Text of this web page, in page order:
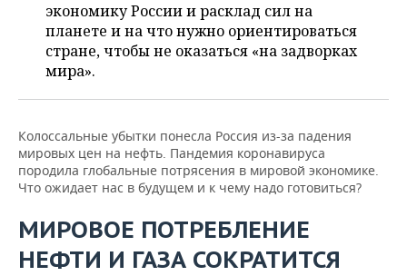
ВОДНЫЕ ВИДЫ СПОРТА
ХОККЕЙ С МЯЧОМ
ОБРАЗОВАНИЕ
ПРОИСШЕСТВИЯ
экономику России и расклад сил на
планете и на что нужно ориентироваться
стране, чтобы не оказаться «на задворках
мира».
Колоссальные убытки понесла Россия из-за падения
мировых цен на нефть. Пандемия коронавируса
породила глобальные потрясения в мировой экономике.
Что ожидает нас в будущем и к чему надо готовиться?
МИРОВОЕ ПОТРЕБЛЕНИЕ
НЕФТИ И ГАЗА СОКРАТИТСЯ